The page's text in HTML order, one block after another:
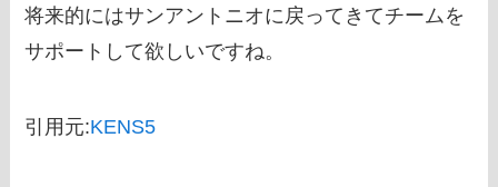
将来的にはサンアントニオに戻ってきてチームを
サポートして欲しいですね。
引用元:KENS5